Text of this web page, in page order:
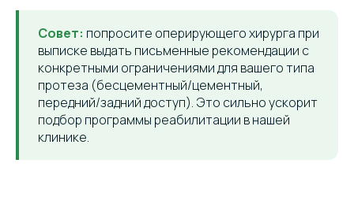
Совет: попросите оперирующего хирурга при
выписке выдать письменные рекомендации с
конкретными ограничениями для вашего типа
протеза (бесцементный/цементный,
передний/задний доступ). Это сильно ускорит
подбор программы реабилитации в нашей
клинике.